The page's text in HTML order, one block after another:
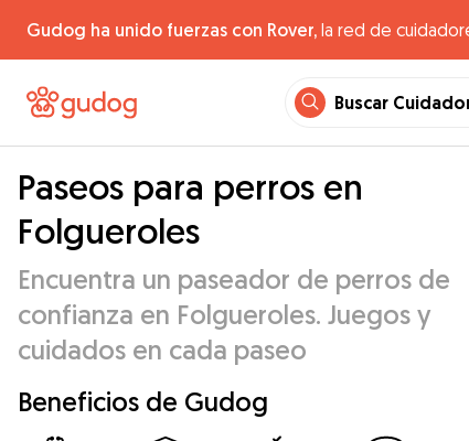
Gudog ha unido fuerzas con Rover, la red de
Buscar
Paseos para perros en
Folgueroles
Encuentra un paseador de perros de
confianza en Folgueroles. Juegos y
cuidados en cada paseo
Beneficios de Gudog